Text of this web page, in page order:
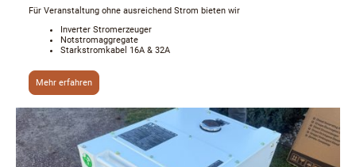
Für Veranstaltung ohne ausreichend Strom bieten wir
Inverter Stromerzeuger
Notstromaggregate
Starkstromkabel 16A & 32A
Mehr erfahren